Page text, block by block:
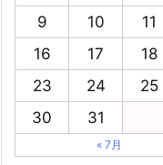
9
10 11
16
17 18
23
24 25
30
31
« 7月